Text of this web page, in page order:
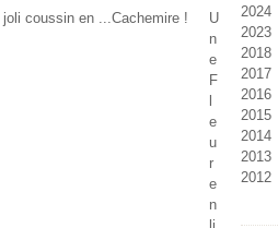
U
n
e
F
e
u
r
e
n
2024
2023
2018
2017
2016
2015
2014
2013
2012